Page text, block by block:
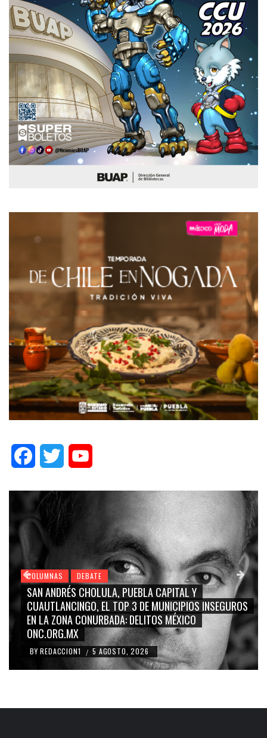
FacebookTwitter
Y
INSEGUROS
MÉXICO
COLUMNAS DEBATE
GRACE PALOMARES, NAY
CARMEN SALINAS “LA
BLANCO, SILVIA PINAL: LA
RIDICULIZACIÓN DE LA
BY REDACCION1 / 4 AGOSTO, 2026